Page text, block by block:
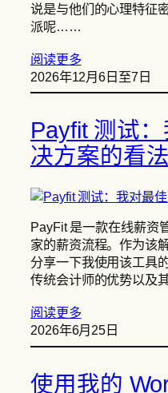
说是与他们的心理特征
派呢……
阅读更多
2026年12月6日至7日
Payfit 测试
决方案的看法
PayFit 是一款在线薪资
家的薪资流程。作为该
分享一下我使用该工具
传统会计师的优势以及
阅读更多
2026年6月25日
使用我的